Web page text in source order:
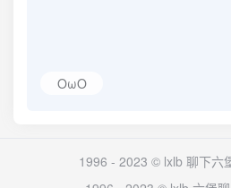
OωO
1996 - 2023 © lxlb 聊下六